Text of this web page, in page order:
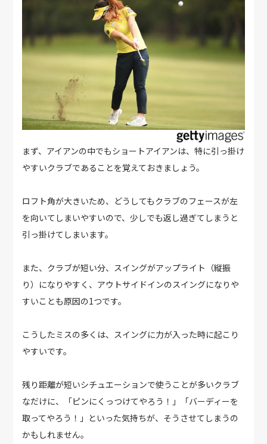
まず、アイアンの中でもショートアイアンは、特に引っ掛け
やすいクラブであることを覚えておきましょう。
ロフト角が大きいため、どうしてもクラブのフェースが左
を向いてしまいやすいので、少しでも返し過ぎてしまうと
引っ掛けてしまいます。
また、クラブが短い分、スイングがアップライト（縦振
り）になりやすく、アウトサイドインのスイングになりや
すいことも原因の1つです。
こうしたミスの多くは、スイングに力が入った時に起こり
やすいです。
残り距離が短いシチュエーションで使うことが多いクラブ
なだけに、「ピンにくっつけてやろう！」「バーディーを
取ってやろう！」といった気持ちが、そうさせてしまうの
かもしれません。